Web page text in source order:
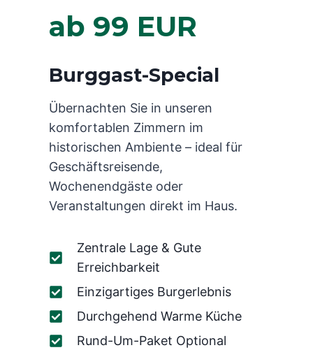
ab 99 EUR
Burggast-Special
Übernachten Sie in unseren
komfortablen Zimmern im
historischen Ambiente – ideal für
Geschäftsreisende,
Wochenendgäste oder
Veranstaltungen direkt im Haus.
Zentrale Lage & Gute
Erreichbarkeit
Einzigartiges Burgerlebnis
Durchgehend Warme Küche
Rund-Um-Paket Optional